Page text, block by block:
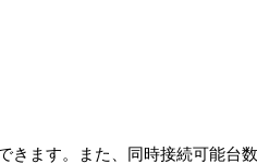
ます。また、同時接続可能台